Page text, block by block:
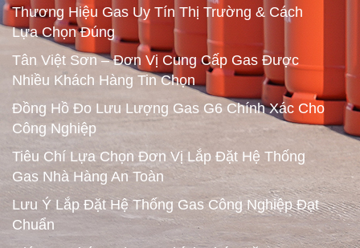
Thương Hiệu Gas Uy Tín Thị Trường & Cách
Lựa Chọn Đúng
Tân Việt Sơn – Đơn Vị Cung Cấp Gas Được
Nhiều Khách Hàng Tin Chọn
Đồng Hồ Đo Lưu Lượng Gas G6 Chính Xác Cho
Công Nghiệp
Tiêu Chí Lựa Chọn Đơn Vị Lắp Đặt Hệ Thống
Gas Nhà Hàng An Toàn
Lưu Ý Lắp Đặt Hệ Thống Gas Công Nghiệp Đạt
Chuẩn